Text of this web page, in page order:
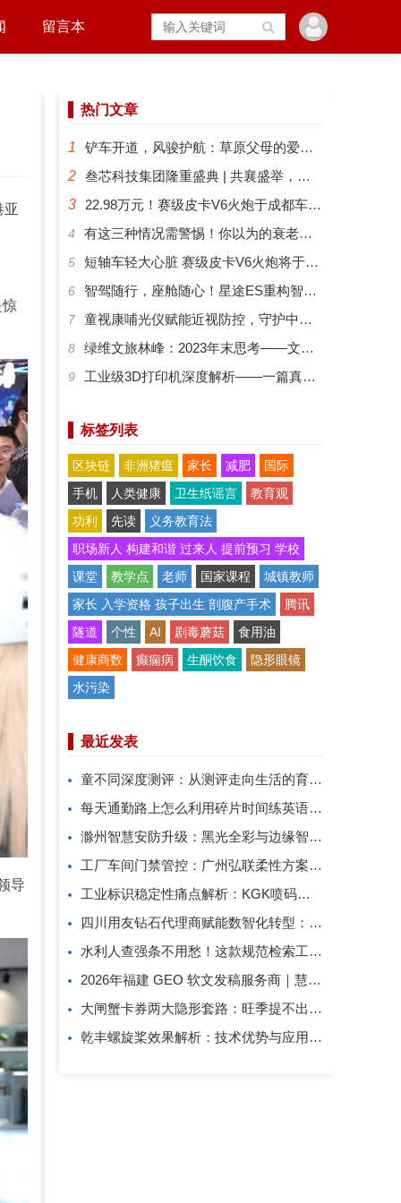
留言本
亚
惊
导
热门文章
1
铲车开道，风骏护航：草原父母的爱有多硬核？
2 叁芯科技集团隆重盛典 | 共襄盛举，筑梦未来
3
22.98万元！赛级皮卡V6火炮于成都车展正式预售
4 ​有这三种情况需警惕！你以为的衰老可能是“大脑预警”
5 短轴车轻大心脏 赛级皮卡V6火炮将于成都车展开启预售
6 智驾随行，座舱随心！星途ES重构智能化出行新体验
7 ​童视康哺光仪赋能近视防控，守护中国孩子的清晰视界
8 绿维文旅林峰：2023年末思考——文旅新势力与文旅新时代
9 工业级3D打印机深度解析——一篇真正能帮你选对机器的指南
标签列表
区块链 非洲猪瘟 家长 减肥
国际
手机
人类健康 卫生纸谣言
教育观
功利
先读
义务教育法
职场新人 构建和谐 过来人 提前预习 学校
课堂
教学点 老师 国家课程
城镇教师
家长 入学资格 孩子出生 剖腹产手术
腾讯
隧道
个性 AI 剧毒蘑菇
食用油
健康商数
癫痫病 生酮饮食
隐形眼镜
水污染
最近发表
童不同深度测评：从测评走向生活的育儿系统
每天通勤路上怎么利用碎片时间练英语口语？
滁州智慧安防升级：黑光全彩与边缘智算方案解析
工厂车间门禁管控：广州弘联柔性方案解析
工业标识稳定性痛点解析：KGK喷码技术的应对逻辑
四川用友钻石代理商赋能数智化转型：成都创跃科技的行业观察
水利人查强条不用愁！这款规范检索工具一键搞定
2026年福建 GEO 软文发稿服务商｜慧品宣：以 AI 技术赋能品牌全域传播
大闸蟹卡券两大隐形套路：旺季提不出、过期直接亏！
乾丰螺旋桨效果解析：技术优势与应用价值